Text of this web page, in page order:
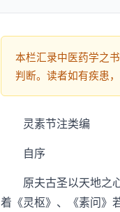
本栏汇录中医药学之
判断。读者如有疾患
灵素节注类编
自序
原夫古圣以天地之心
着《灵枢》、《素问》